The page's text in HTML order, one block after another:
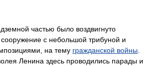
частью было воздвигнуто
с небольшой трибуной и
на тему гражданской войны.
Ленина здесь проводились парады и